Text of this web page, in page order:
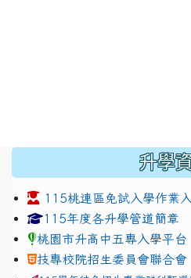
升學
115桃連區免試入學作業
link to https://
115年度各升學管道簡章
桃園市升高中五專入學平台
技專校院招生委員會聯合會